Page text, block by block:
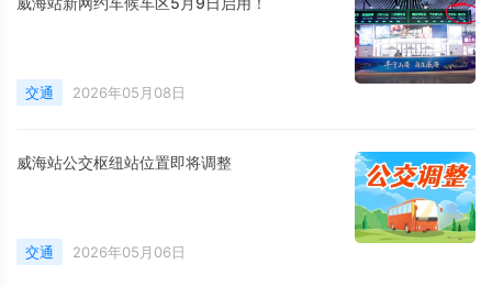
交通 2026年05月08日
威海站公交枢纽站位置即将调整
交通 2026年05月06日